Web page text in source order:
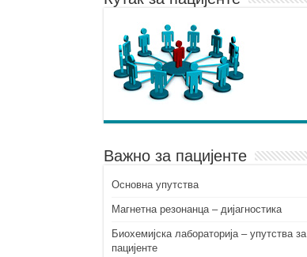
Важно за пацијенте
Основна упутства
Mагнетна резонанца – дијагностика
Биохемијска лабораторија – упутства за
пацијенте